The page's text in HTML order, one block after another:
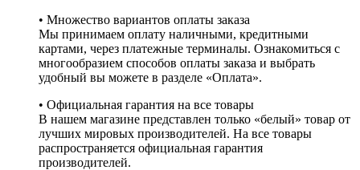
• Множество вариантов оплаты заказа
Мы принимаем оплату наличными, кредитными
картами, через платежные терминалы. Ознакомиться с
многообразием способов оплаты заказа и выбрать
удобный вы можете в разделе «Оплата».
• Официальная гарантия на все товары
В нашем магазине представлен только «белый» товар от
лучших мировых производителей. На все товары
распространяется официальная гарантия
производителей.